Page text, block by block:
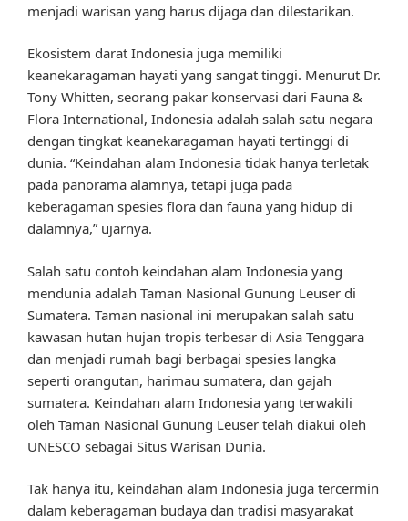
menjadi warisan yang harus dijaga dan dilestarikan.
Ekosistem darat Indonesia juga memiliki
keanekaragaman hayati yang sangat tinggi. Menurut Dr.
Tony Whitten, seorang pakar konservasi dari Fauna &
Flora International, Indonesia adalah salah satu negara
dengan tingkat keanekaragaman hayati tertinggi di
dunia. “Keindahan alam Indonesia tidak hanya terletak
pada panorama alamnya, tetapi juga pada
keberagaman spesies flora dan fauna yang hidup di
dalamnya,” ujarnya.
Salah satu contoh keindahan alam Indonesia yang
mendunia adalah Taman Nasional Gunung Leuser di
Sumatera. Taman nasional ini merupakan salah satu
kawasan hutan hujan tropis terbesar di Asia Tenggara
dan menjadi rumah bagi berbagai spesies langka
seperti orangutan, harimau sumatera, dan gajah
sumatera. Keindahan alam Indonesia yang terwakili
oleh Taman Nasional Gunung Leuser telah diakui oleh
UNESCO sebagai Situs Warisan Dunia.
Tak hanya itu, keindahan alam Indonesia juga tercermin
dalam keberagaman budaya dan tradisi masyarakat